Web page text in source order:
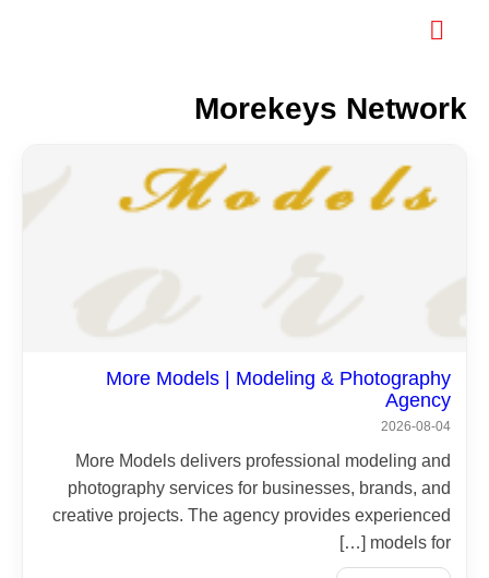
Morekeys Network
More Models | Modeling & Photography
Agency
2026-08-04
More Models delivers professional modeling and
photography services for businesses, brands, and
creative projects. The agency provides experienced
models for […]